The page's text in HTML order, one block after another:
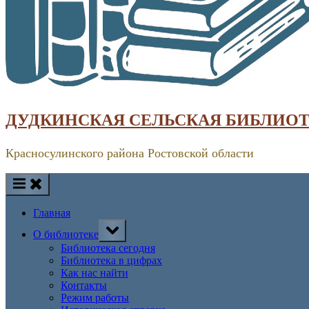
ДУДКИНСКАЯ СЕЛЬСКАЯ
Красносулинского района Ростовской области
Главная
О библиотеке
Toggle
sub-
menu
Библиотека сегодня
Библиотека в цифрах
Как нас найти
Контакты
Режим работы